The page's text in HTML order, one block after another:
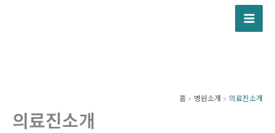
홈 병원소개 의료진소개
의료진소개